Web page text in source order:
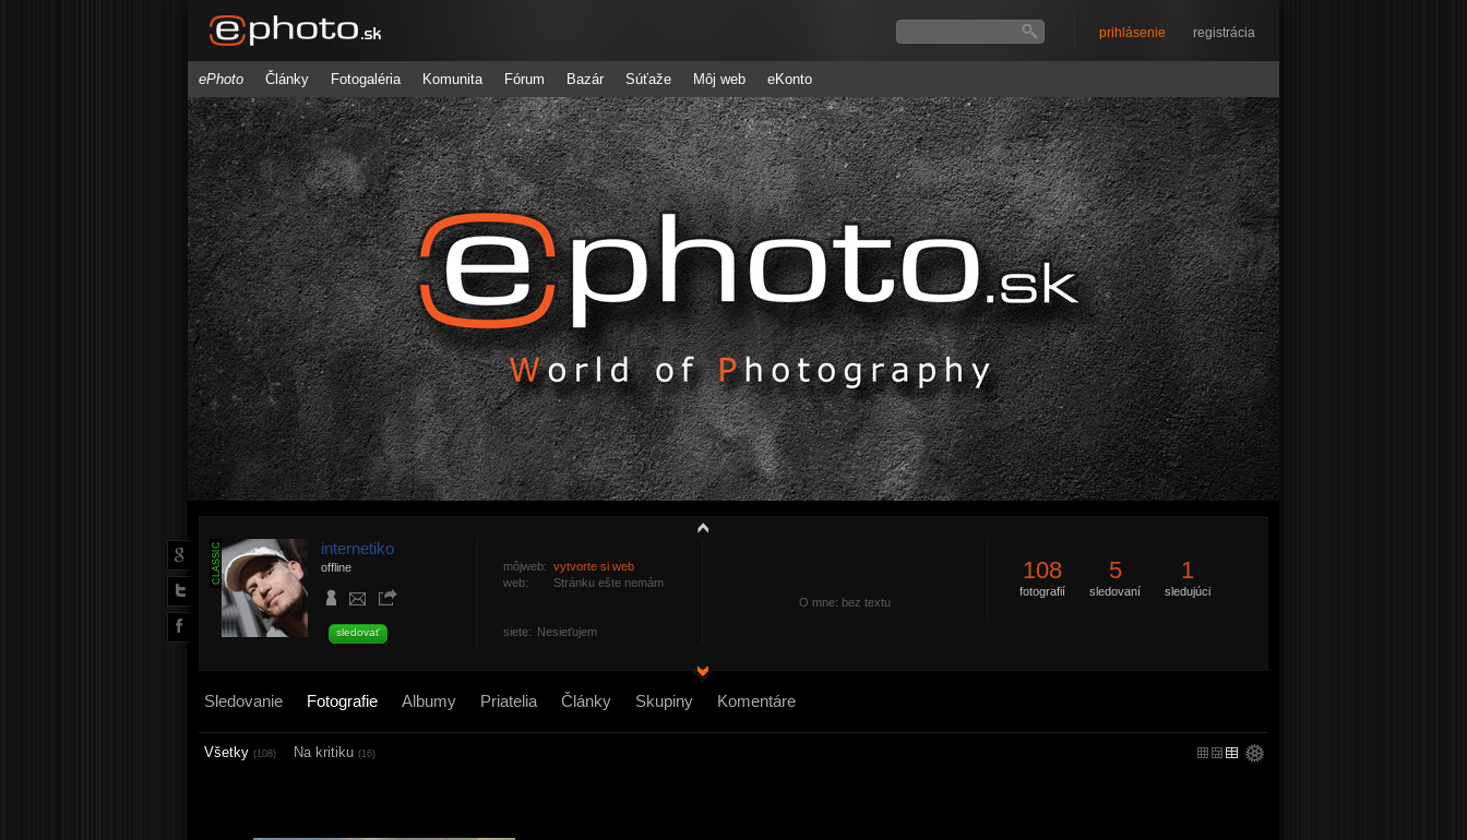
prihlásenie registrácia
ePhoto Články Fotogaléria Komunita Fórum Bazár Súťaže Môj web eKonto
internetiko
offline
sledovať
môjweb: vytvorte si web
web:
Stránku ešte nemám
siete: Nesieťujem
O mne: bez textu
108
fotografií
5
sledovaní
1
sledujúci
Sledovanie Fotografie Albumy Priatelia Články Skupiny Komentáre
Všetky (108) Na kritiku (16)